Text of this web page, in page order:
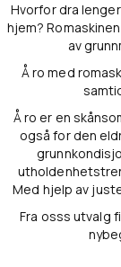
Hvorfor dra
hjem?
av
Å ro med
Å ro er en
også for den
Med hjelp av
Fra osss utvalg